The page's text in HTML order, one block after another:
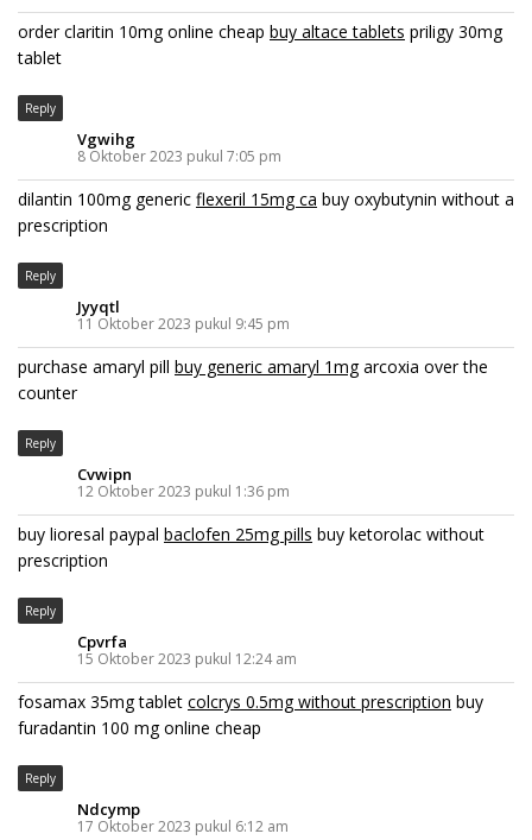
order claritin 10mg online cheap buy altace tablets priligy 30mg
tablet
Reply
Vgwihg
8 Oktober 2023 pukul 7:05 pm
dilantin 100mg generic flexeril 15mg ca buy oxybutynin without a
prescription
Reply
Jyyqtl
11 Oktober 2023 pukul 9:45 pm
purchase amaryl pill buy generic amaryl 1mgarcoxia over the
counter
Reply
Cvwipn
12 Oktober 2023 pukul 1:36 pm
buy lioresal paypal baclofen 25mg pills buy ketorolac without
prescription
Reply
Cpvrfa
15 Oktober 2023 pukul 12:24 am
fosamax 35mg tablet colcrys 0.5mg without prescription buy
furadantin 100 mg online cheap
Reply
Ndcymp
17 Oktober 2023 pukul 6:12 am